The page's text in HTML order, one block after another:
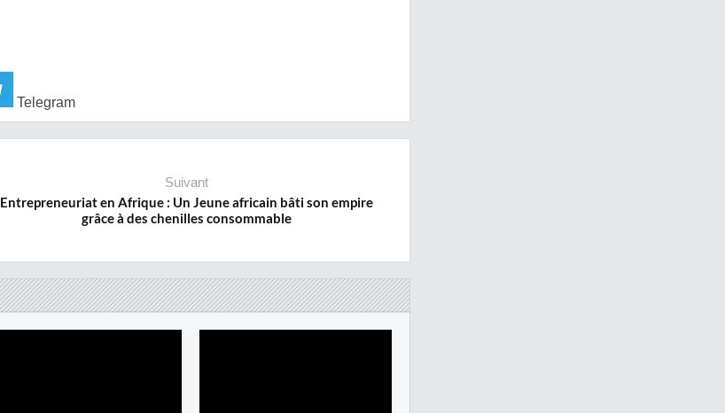
Telegram
Suivant
Entrepreneuriat en Afrique : Un Jeune africain bâti son empire
grâce à des chenilles consommable